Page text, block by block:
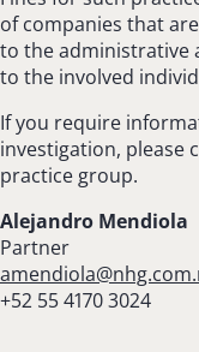
of companies that
to the administrative
to the involved
If you require
investigation,
practice group.
Alejandro Mendiola
Partner
+52 55 4170 3024